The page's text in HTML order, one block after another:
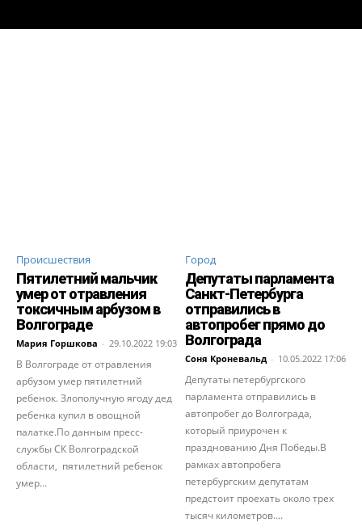
Происшествия
Пятилетний мальчик
умер от отравления
токсичным арбузом в
Волгограде
Мария Горшкова - 29.10.2022 19:03
В Волгограде от отравления
арбузом умер пятилетний
ребенок. Злополучную ягоду дед
ребенка купил в овощной
палатке.По данным пресс-
службы СК Волгоградской
области, пятилетний ребенок
умер...
Город
Депутаты парламента
Санкт-Петербурга
отправились в
автопробег прямо до
Волгограда
Соня Кроневальд - 10.05.2022 17:06
Депутаты петербургского
парламента отправились в
автопробег до Волгограда,
который приурочен к
празднованию Дня Победы.В
рамках автопробега
петербургским депутатам
предстоит проехать около трех
тысяч километров....